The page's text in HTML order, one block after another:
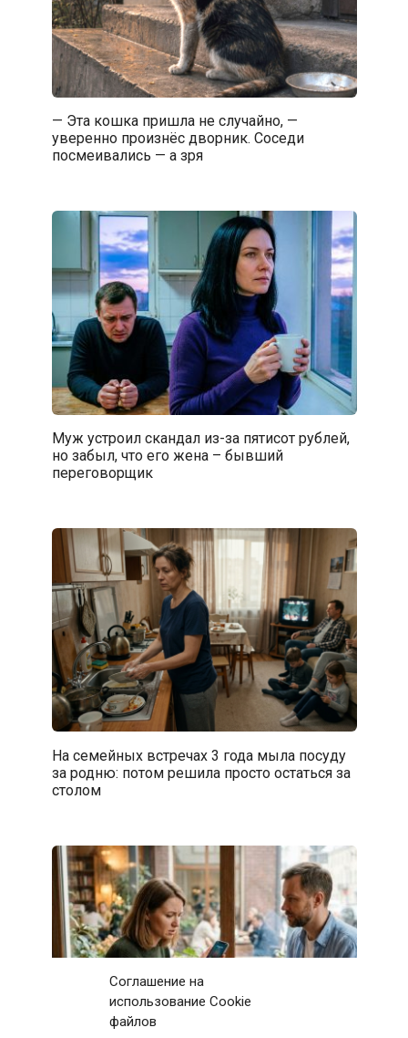
Соглашение на
использование Cookie
файлов
— Эта кошка пришла не случайно, —
уверенно произнёс дворник. Соседи
посмеивались — а зря
Муж устроил скандал из-за пятисот рублей,
но забыл, что его жена – бывший
переговорщик
На семейных встречах 3 года мыла посуду
за родню: потом решила просто остаться за
столом